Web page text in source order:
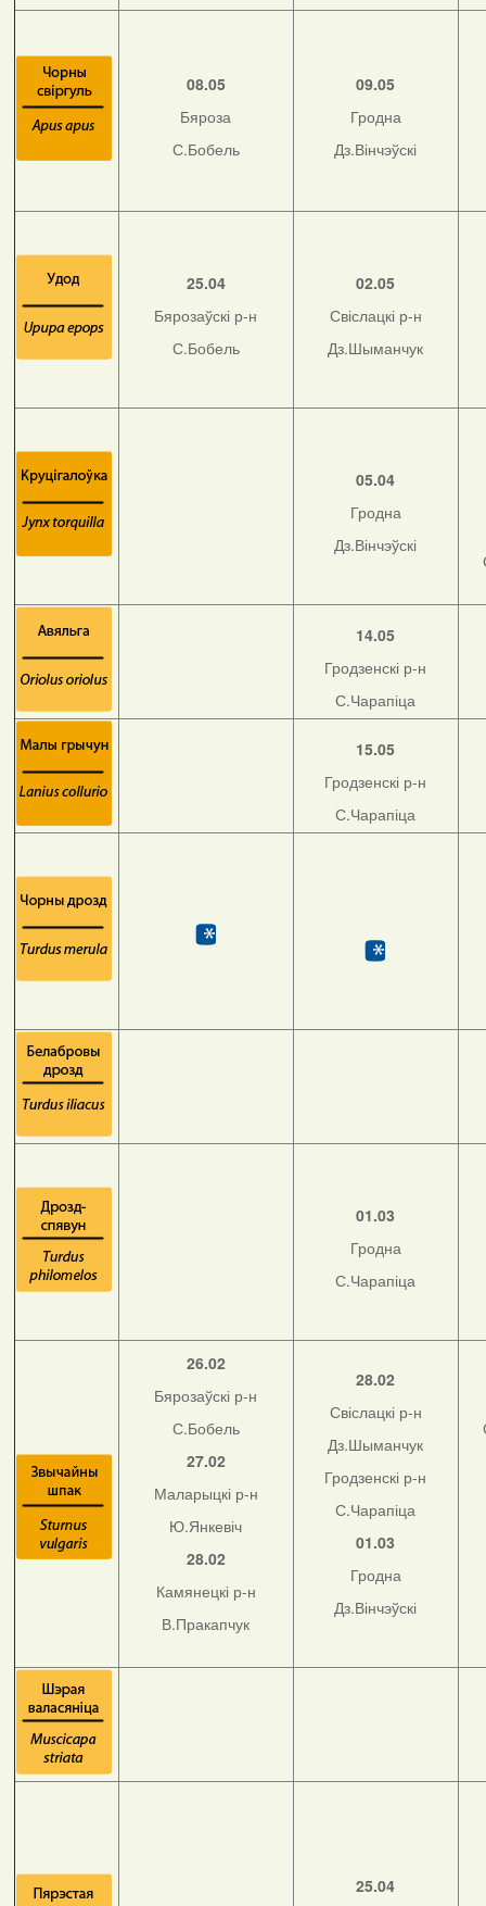
08.05
Бяроза
С.Бобель
09.05
Гродна
Дз.Вінчэўскі
25.04
Бярозаўскі р-н
С.Бобель
02.05
Свіслацкі р-н
Дз.Шыманчук
05.04
Гродна
Дз.Вінчэўскі
14.05
Гродзенскі р-н
С.Чарапіца
15.05
Гродзенскі р-н
С.Чарапіца
01.03
Гродна
С.Чарапіца
26.02
Бярозаўскі р-н
С.Бобель
27.02
Маларыцкі р-н
Ю.Янкевіч
28.02
Камянецкі р-н
В.Пракапчук
28.02
Свіслацкі р-н
Дз.Шыманчук
Гродзенскі р-н
С.Чарапіца
01.03
Гродна
Дз.Вінчэўскі
25.04